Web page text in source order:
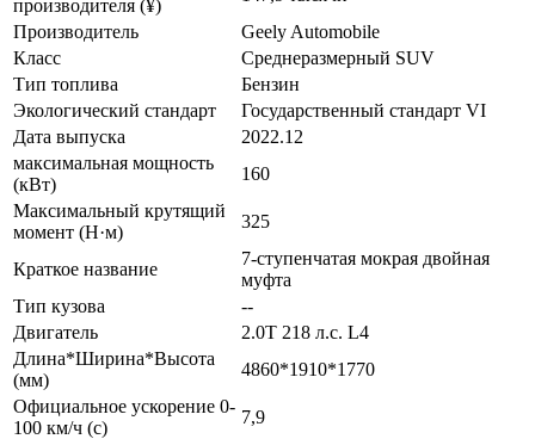
производителя (¥)
Производитель
Geely Automobile
Класс
Среднеразмерный SUV
Тип топлива
Бензин
Экологический стандарт
Государственный стандарт VI
Дата выпуска
2022.12
максимальная мощность
(кВт)
160
Максимальный крутящий
момент (Н·м)
325
Краткое название
7-ступенчатая мокрая двойная
муфта
Тип кузова
--
Двигатель
2.0T 218 л.с. L4
Длина*Ширина*Высота
(мм)
4860*1910*1770
Официальное ускорение 0-
100 км/ч (с)
7,9